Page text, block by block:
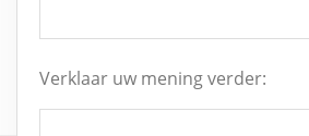
Verklaar uw mening verder: